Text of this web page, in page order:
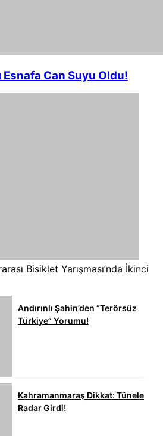
Esnafa Can Suyu Oldu!
Bisiklet Yarışması’nda İkinci
Andırınlı Şahin’den “Terörsüz
Türkiye” Yorumu!
Kahramanmaraş Dikkat: Tünele
Radar Girdi!